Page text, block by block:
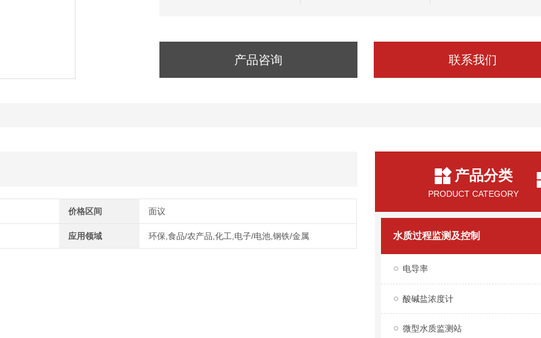
产品咨询 联系我们
价格区间 面议
应用领域 环保,食品/农产品,化工,电子/电池,钢铁/金属
产品分类
PRODUCT CATEGORY
水质过程监测及控制
电导率
酸碱盐浓度计
微型水质监测站